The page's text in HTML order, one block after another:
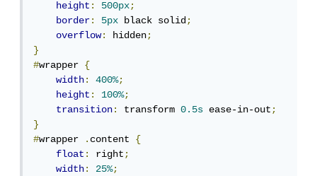
height: 500px;
border: 5px black solid;
overflow: hidden;
}
#wrapper {
width: 400%;
height: 100%;
transition: transform 0.5s ease-in-out;
}
#wrapper .content {
float: right;
width: 25%;